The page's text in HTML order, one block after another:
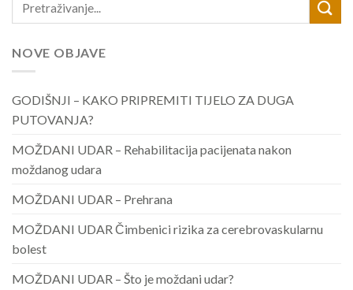
NOVE OBJAVE
GODIŠNJI – KAKO PRIPREMITI TIJELO ZA DUGA
PUTOVANJA?
MOŽDANI UDAR – Rehabilitacija pacijenata nakon
moždanog udara
MOŽDANI UDAR – Prehrana
MOŽDANI UDAR Čimbenici rizika za cerebrovaskularnu
bolest
MOŽDANI UDAR – Što je moždani udar?